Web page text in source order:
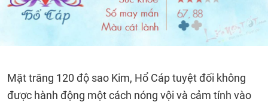
Mặt trăng 120 độ sao Kim, Hổ Cáp tuyệt đối không
được hành động một cách nóng vội và cảm tính vào